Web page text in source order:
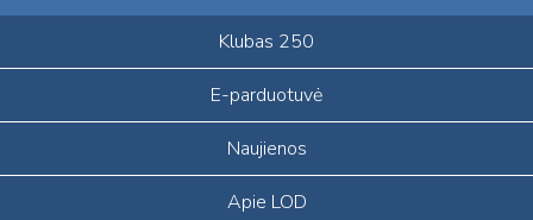
Klubas 250
E-parduotuvė
Naujienos
Apie LOD